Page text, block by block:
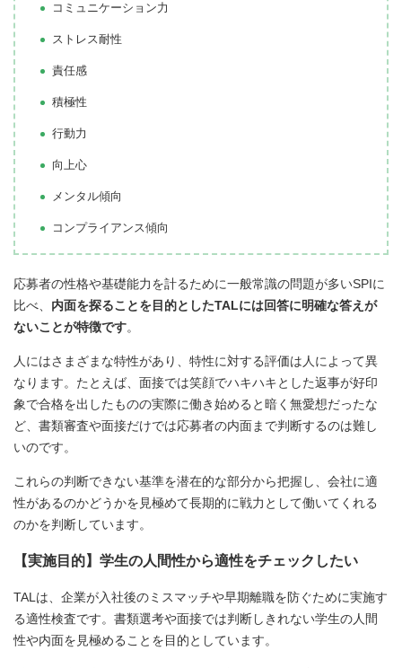
コミュニケーション力
ストレス耐性
責任感
積極性
行動力
向上心
メンタル傾向
コンプライアンス傾向
応募者の性格や基礎能力を計るために一般常識の問題が多いSPIに
比べ、 内面を探ることを目的としたTALには回答に明確な答えが
ないことが特徴です。
人にはさまざまな特性があり、特性に対する評価は人によって異
なります。たとえば、面接では笑顔でハキハキとした返事が好印
象で合格を出したものの実際に働き始めると暗く無愛想だったな
ど、書類審査や面接だけでは応募者の内面まで判断するのは難し
いのです。
これらの判断できない基準を潜在的な部分から把握し、会社に適
性があるのかどうかを見極めて長期的に戦力として働いてくれる
のかを判断しています。
【実施目的】学生の人間性から適性をチェックしたい
TALは、企業が入社後のミスマッチや早期離職を防ぐために実施す
る適性検査です。書類選考や面接では判断しきれない学生の人間
性や内面を見極めることを目的としています。